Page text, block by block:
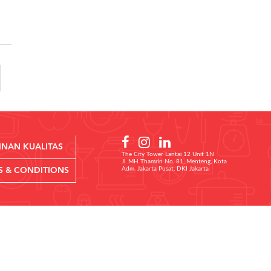
KUALITAS
& CONDITIONS
The City Tower Lantai 12 Unit 1N
Jl. MH Thamrin No. 81, Menteng, Kota
Adm. Jakarta Pusat, DKI Jakarta